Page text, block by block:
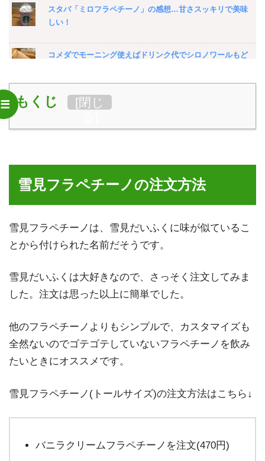
スタバ「ミロフラペチーノ」の感想…甘さスッキリで美味
しい！
コメダでモーニング使えばドリンク代でシロノワールもど
イオンの100円コーヒー店が便利な件…休憩・ブログ更新
スターバックスのカスタマイズ裏メニュー「ゴディバフラ
ペチーノ」の注文方法と飲んでみた感想
でみた
スタバ「アップルキャラメルフラペチーノ」をカスタマイ
ズしてみた
もくじ [閉じ
雪見フラペチーノの注文方法
雪見フラペチーノは、雪見だいふくに味が似ているこ
とから付けられた名前だそうです。
雪見だいふくは大好きなので、さっそく注文してみま
した。注文は思った以上に簡単でした。
他のフラペチーノよりもシンプルで、カスタマイズも
全然ないのでゴテゴテしていないフラペチーノを飲み
たいときにオススメです。
雪見フラペチーノ(トールサイズ)の注文方法はこちら↓
バニラクリームフラペチーノを注文(470円)